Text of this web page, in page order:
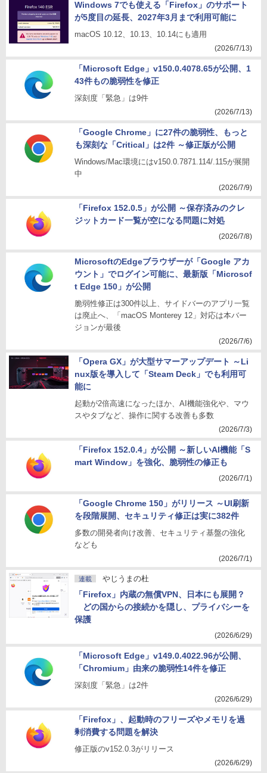
Windows 7でも使える「Firefox」のサポート
が5度目の延長、2027年3月まで利用可能に
macOS 10.12、10.13、10.14にも適用
(2026/7/13)
「Microsoft Edge」v150.0.4078.65が公開、1
43件もの脆弱性を修正
深刻度「緊急」は9件
(2026/7/13)
「Google Chrome」に27件の脆弱性、もっと
も深刻な「Critical」は2件 ～修正版が公開
Windows/Mac環境にはv150.0.7871.114/.115が展開
中
(2026/7/9)
「Firefox 152.0.5」が公開 ～保存済みのクレ
ジットカード一覧が空になる問題に対処
(2026/7/8)
MicrosoftのEdgeブラウザーが「Google アカ
ウント」でログイン可能に、最新版「Microsof
t Edge 150」が公開
脆弱性修正は300件以上、サイドバーのアプリ一覧
は廃止へ、「macOS Monterey 12」対応は本バー
ジョンが最後
(2026/7/6)
「Opera GX」が大型サマーアップデート ～Li
nux版を導入して「Steam Deck」でも利用可
能に
起動が2倍高速になったほか、AI機能強化や、マウ
スやタブなど、操作に関する改善も多数
(2026/7/3)
「Firefox 152.0.4」が公開 ～新しいAI機能「S
mart Window」を強化、脆弱性の修正も
(2026/7/1)
「Google Chrome 150」がリリース ～UI刷新
を段階展開、セキュリティ修正は実に382件
多数の開発者向け改善、セキュリティ基盤の強化
なども
(2026/7/1)
連載 やじうまの杜
「Firefox」内蔵の無償VPN、日本にも展開？
どの国からの接続かを隠し、プライバシーを
保護
(2026/6/29)
「Microsoft Edge」v149.0.4022.96が公開、
「Chromium」由来の脆弱性14件を修正
深刻度「緊急」は2件
(2026/6/29)
「Firefox」、起動時のフリーズやメモリを過
剰消費する問題を解決
修正版のv152.0.3がリリース
(2026/6/29)